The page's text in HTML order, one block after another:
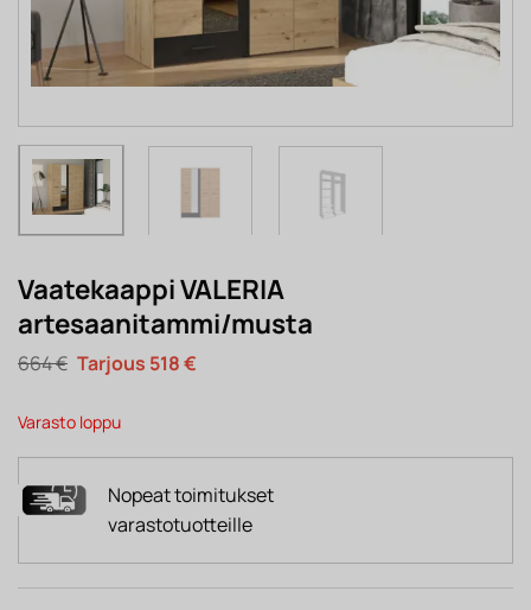
Vaatekaappi VALERIA
artesaanitammi/musta
664€ Alkuperäinen
hinta
664 €.
518€Nykyinen
Varasto loppu
Nopeat toimitukset
varastotuotteille